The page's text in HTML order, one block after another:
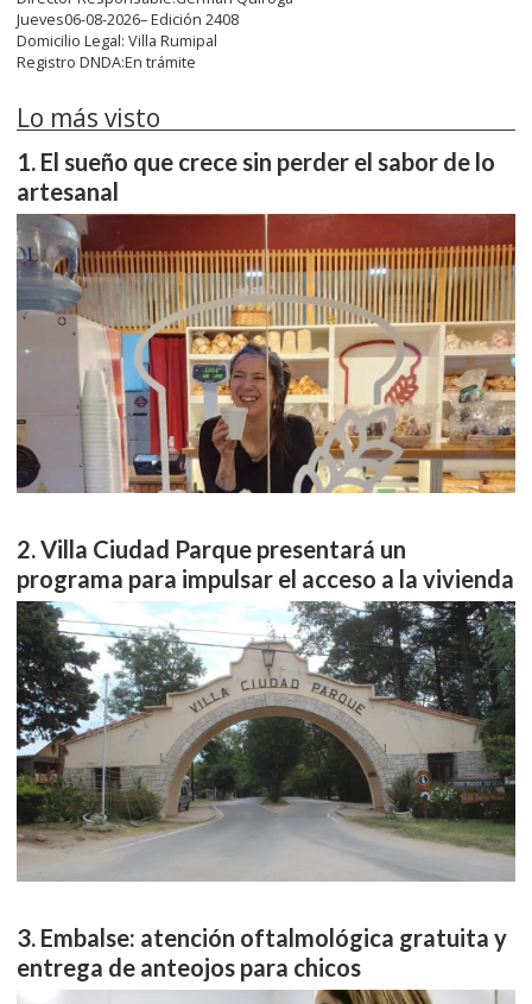
Jueves06-08-2026– Edición 2408
Domicilio Legal: Villa Rumipal
Registro DNDA:En trámite
Lo más visto
El sueño que crece sin perder el sabor de lo
artesanal
Villa Ciudad Parque presentará un
programa para impulsar el acceso a la vivienda
Embalse: atención oftalmológica gratuita y
entrega de anteojos para chicos